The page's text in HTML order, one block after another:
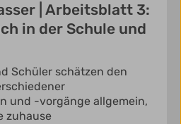
| Arbeitsblatt 3:
in der Schule und
Schüler schätzen den
und -vorgänge allgemein,
zuhause